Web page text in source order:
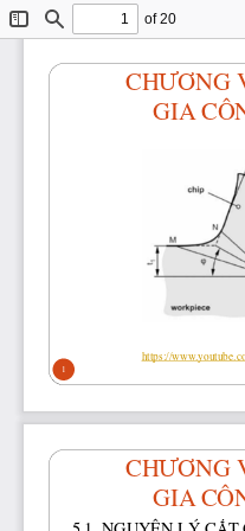
ToggleFind
of 20
CHƯƠNG
GIA
1
https://
CHƯƠNG
GIA